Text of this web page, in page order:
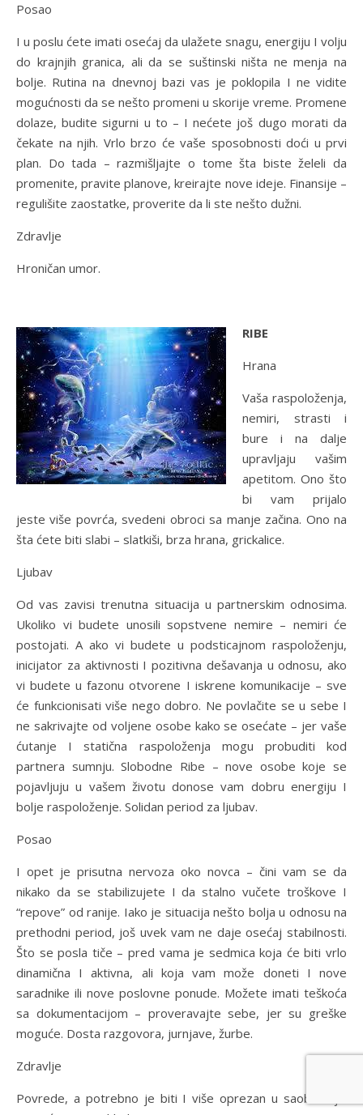
Posao
I u poslu ćete imati osećaj da ulažete snagu, energiju I volju
do krajnjih granica, ali da se suštinski ništa ne menja na
bolje. Rutina na dnevnoj bazi vas je poklopila I ne vidite
mogućnosti da se nešto promeni u skorije vreme. Promene
dolaze, budite sigurni u to – I nećete još dugo morati da
čekate na njih. Vrlo brzo će vaše sposobnosti doći u prvi
plan. Do tada – razmišljajte o tome šta biste želeli da
promenite, pravite planove, kreirajte nove ideje. Finansije –
regulišite zaostatke, proverite da li ste nešto dužni.
Zdravlje
Hroničan umor.
RIBE
Hrana
Vaša raspoloženja,
nemiri, strasti i
bure i na dalje
upravljaju vašim
apetitom. Ono što
bi vam prijalo
jeste više povrća, svedeni obroci sa manje začina. Ono na
šta ćete biti slabi – slatkiši, brza hrana, grickalice.
Ljubav
Od vas zavisi trenutna situacija u partnerskim odnosima.
Ukoliko vi budete unosili sopstvene nemire – nemiri će
postojati. A ako vi budete u podsticajnom raspoloženju,
inicijator za aktivnosti I pozitivna dešavanja u odnosu, ako
vi budete u fazonu otvorene I iskrene komunikacije – sve
će funkcionisati više nego dobro. Ne povlačite se u sebe I
ne sakrivajte od voljene osobe kako se osećate – jer vaše
ćutanje I statična raspoloženja mogu probuditi kod
partnera sumnju. Slobodne Ribe – nove osobe koje se
pojavljuju u vašem životu donose vam dobru energiju I
bolje raspoloženje. Solidan period za ljubav.
Posao
I opet je prisutna nervoza oko novca – čini vam se da
nikako da se stabilizujete I da stalno vučete troškove I
“repove” od ranije. Iako je situacija nešto bolja u odnosu na
prethodni period, još uvek vam ne daje osećaj stabilnosti.
Što se posla tiče – pred vama je sedmica koja će biti vrlo
dinamična I aktivna, ali koja vam može doneti I nove
saradnike ili nove poslovne ponude. Možete imati teškoća
sa dokumentacijom – proveravajte sebe, jer su greške
moguće. Dosta razgovora, jurnjave, žurbe.
Zdravlje
Povrede, a potrebno je biti I više oprezan u saobraćaju.